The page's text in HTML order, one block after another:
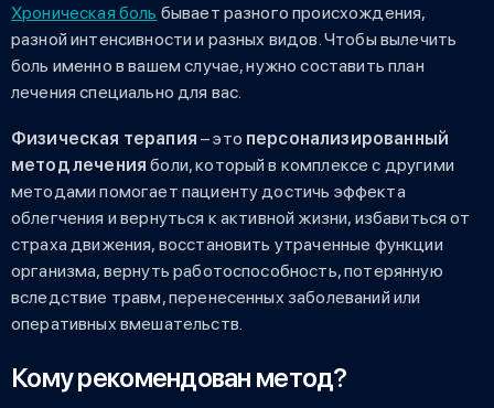
Хроническая боль бывает разного происхождения,
разной интенсивности и разных видов. Чтобы вылечить
боль именно в вашем случае, нужно составить план
лечения специально для вас.
Физическая терапия – это персонализированный
метод лечения боли, который в комплексе с другими
методами помогает пациенту достичь эффекта
облегчения и вернуться к активной жизни, избавиться от
страха движения, восстановить утраченные функции
организма, вернуть работоспособность, потерянную
вследствие травм, перенесенных заболеваний или
оперативных вмешательств.
Кому рекомендован метод?